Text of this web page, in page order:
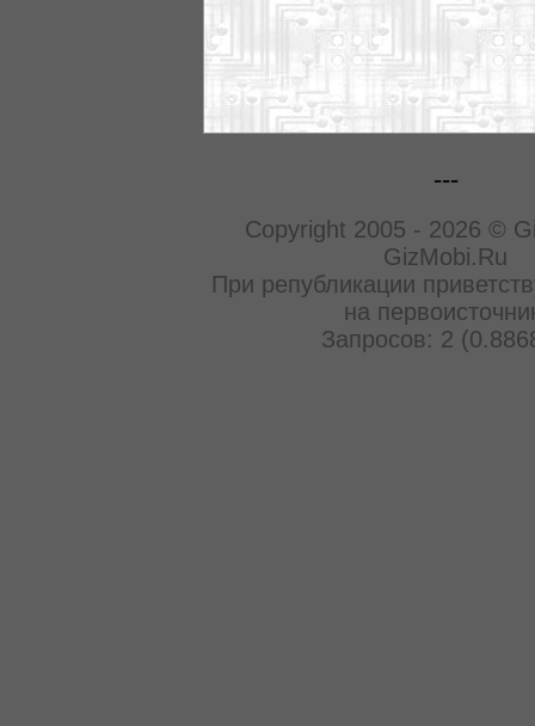
---
Copyright 2005 - 2026 ©
GizMobi.Ru
При републикации
на
Запросов: 2